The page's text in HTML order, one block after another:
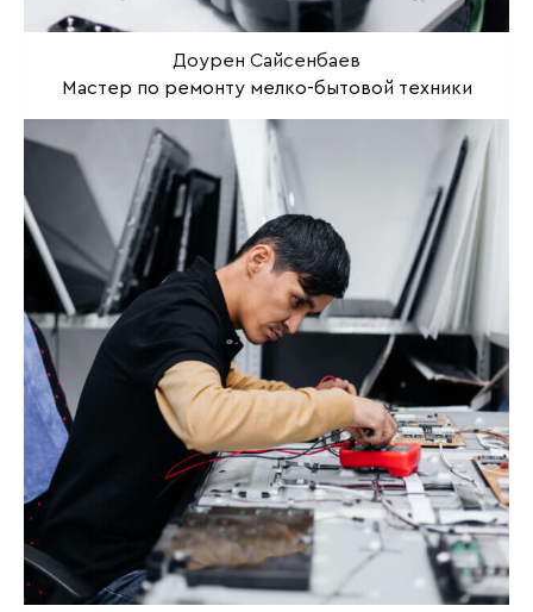
Доурен Сайсенбаев
Мастер по ремонту мелко-бытовой техники